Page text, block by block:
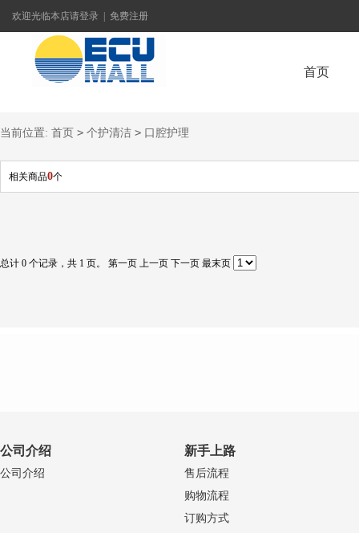
欢迎光临本店请登录 免费注册
首页
当前位置: 首页 > 个护清洁 > 口腔护理
相关商品0个
总计 0 个记录，共 1 页。 第一页 上一页 下一页 最末页
公司介绍
公司介绍
新手上路
售后流程
购物流程
订购方式